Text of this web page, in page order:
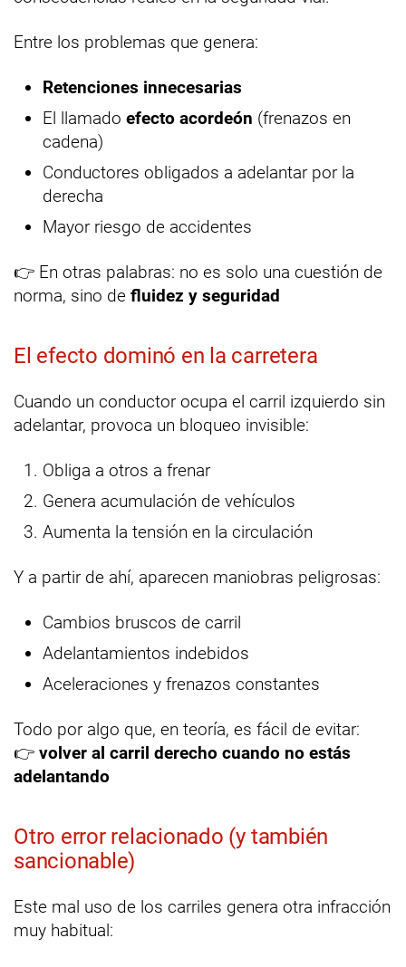
Entre los problemas que genera:
Retenciones innecesarias
El llamado efecto acordeón (frenazos en
cadena)
Conductores obligados a adelantar por la
derecha
Mayor riesgo de accidentes
👉 En otras palabras: no es solo una cuestión de
norma, sino de fluidez y seguridad
El efecto dominó en la carretera
Cuando un conductor ocupa el carril izquierdo sin
adelantar, provoca un bloqueo invisible:
Obliga a otros a frenar
Genera acumulación de vehículos
Aumenta la tensión en la circulación
Y a partir de ahí, aparecen maniobras peligrosas:
Cambios bruscos de carril
Adelantamientos indebidos
Aceleraciones y frenazos constantes
Todo por algo que, en teoría, es fácil de evitar:
👉 volver al carril derecho cuando no estás
adelantando
Otro error relacionado (y también
sancionable)
Este mal uso de los carriles genera otra infracción
muy habitual: